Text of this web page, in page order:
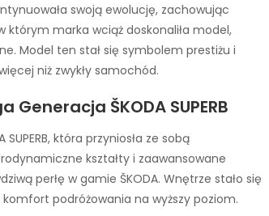
swoją ewolucję, zachowując
którym marka wciąż doskonaliła model,
Model ten stał się symbolem prestiżu i
niż zwykły samochód.
ŠKODA SUPERB
która przyniosła ze sobą
kształty i zaawansowane
perłę w gamie ŠKODA. Wnętrze stało się
podróżowania na wyższy poziom.